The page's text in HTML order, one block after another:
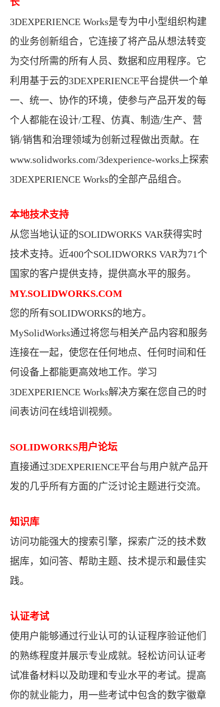
3DEXPERIENCE Works是专为中小型组织构建
的业务创新组合，它连接了将产品从想法转变
为交付所需的所有人员、数据和应用程序。它
利用基于云的3DEXPERIENCE平台提供一个单
一、统一、协作的环境，使参与产品开发的每
个人都能在设计/工程、仿真、制造/生产、营
销/销售和治理领域为创新过程做出贡献。在
www.solidworks.com/3dexperience-works上探索
3DEXPERIENCE Works的全部产品组合。
本地技术支持
从您当地认证的SOLIDWORKS VAR获得实时
技术支持。近400个SOLIDWORKS VAR为71个
国家的客户提供支持，提供高水平的服务。
MY.SOLIDWORKS.COM
您的所有SOLIDWORKS的地方。
MySolidWorks通过将您与相关产品内容和服务
连接在一起，使您在任何地点、任何时间和任
何设备上都能更高效地工作。学习
3DEXPERIENCE Works解决方案在您自己的时
间表访问在线培训视频。
SOLIDWORKS用户论坛
直接通过3DEXPERIENCE平台与用户就产品开
发的几乎所有方面的广泛讨论主题进行交流。
知识库
访问功能强大的搜索引擎，探索广泛的技术数
据库，如问答、帮助主题、技术提示和最佳实
践。
认证考试
使用户能够通过行业认可的认证程序验证他们
的熟练程度并展示专业成就。轻松访问认证考
试准备材料以及助理和专业水平的考试。提高
你的就业能力，用一些考试中包含的数字徽章